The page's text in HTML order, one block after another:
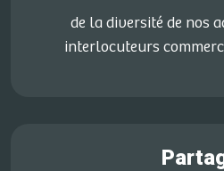
de la diversité de nos
interlocuteurs